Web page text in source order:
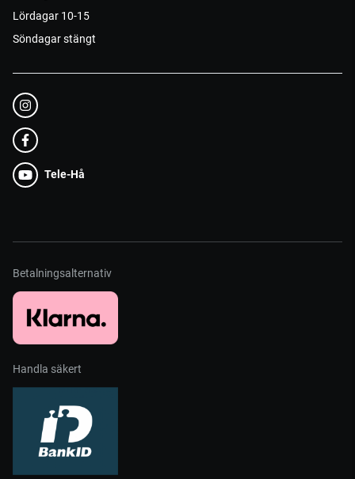
Lördagar 10-15
Söndagar stängt
Tele-Hå
Betalningsalternativ
Handla säkert